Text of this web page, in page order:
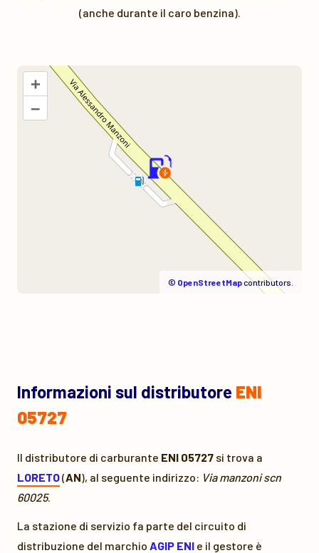
(anche durante il caro benzina).
+
–
© OpenStreetMapcontributors.
Informazioni sul distributore ENI
05727
Il distributore di carburante ENI 05727 si trova a
LORETO(AN), al seguente indirizzo: Via manzoni scn
60025.
La stazione di servizio fa parte del circuito di
distribuzione del marchio AGIP ENI e il gestore è